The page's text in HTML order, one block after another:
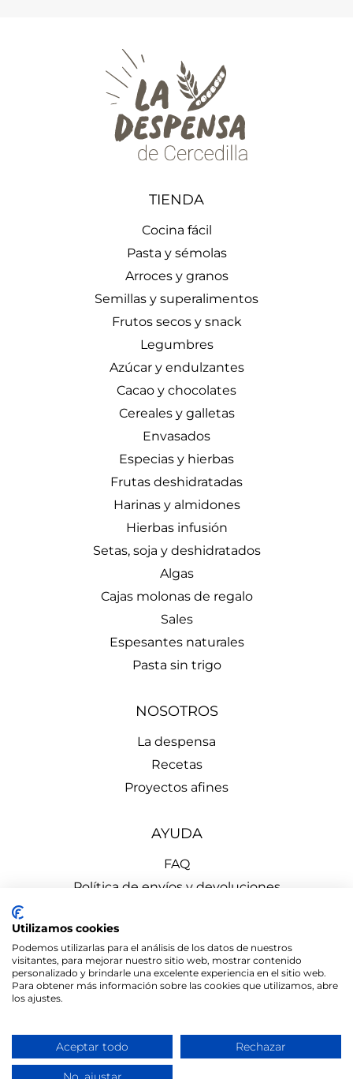
TIENDA
Cocina fácil
Pasta y sémolas
Arroces y granos
Semillas y superalimentos
Frutos secos y snack
Legumbres
Azúcar y endulzantes
Cacao y chocolates
Cereales y galletas
Envasados
Especias y hierbas
Frutas deshidratadas
Harinas y almidones
Hierbas infusión
Setas, soja y deshidratados
Algas
Cajas molonas de regalo
Sales
Espesantes naturales
Pasta sin trigo
NOSOTROS
La despensa
Recetas
Proyectos afines
AYUDA
FAQ
Política de envíos y devoluciones
Política de Privacidad
Política de Cookies
© 2026 LA DESPENSA de Cercedilla | Diseñado porel mono
Utilizamos cookies
Podemos utilizarlas para el análisis de los datos de nuestros
visitantes, para mejorar nuestro sitio web, mostrar contenido
personalizado y brindarle una excelente experiencia en el sitio web.
Para obtener más información sobre las cookies que utilizamos, abre
los ajustes.
Aceptar todo Rechazar